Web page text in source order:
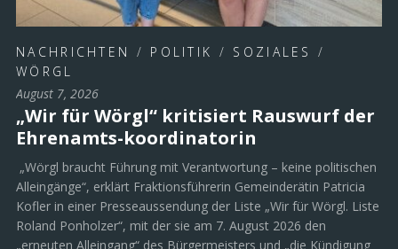
NACHRICHTEN / POLITIK / SOZIALES
/
WÖRGL
August 7, 2026
„Wir für Wörgl“ kritisiert Rauswurf der
Ehrenamts-koordinatorin
„Wörgl braucht Führung mit Verantwortung – keine politischen
Alleingänge“, erklärt Fraktionsführerin Gemeinderätin Patricia
Kofler in einer Presseaussendung der Liste „Wir für Wörgl. Liste
Roland Ponholzer“, mit der sie am 7. August 2026 den
„erneuten Alleingang“ des Bürgermeisters und „die Kündigung